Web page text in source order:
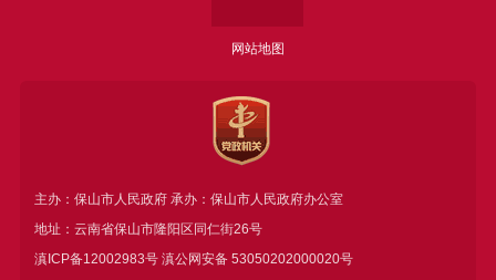
网站地图
主办：保山市人民政府 承办：保山市人民政府办公室
地址：云南省保山市隆阳区同仁街26号
滇ICP备12002983号滇公网安备 53050202000020号